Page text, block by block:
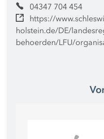
04347 704 454
https://
holstein.de/DE/
behoerden/LFU/